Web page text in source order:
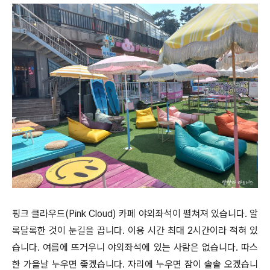
핑크 클라우드(Pink Cloud) 카페 야외좌석이 펼쳐져 있습니다. 알
록달록한 것이 눈길을 끕니다. 이용 시간 최대 2시간이라 적혀 있
습니다. 여름에 뜨거우니 야외좌석에 있는 사람은 없습니다. 따스
한 가을날 누우면 좋겠습니다. 자리에 누우면 잠이 솔솔 오겠습니